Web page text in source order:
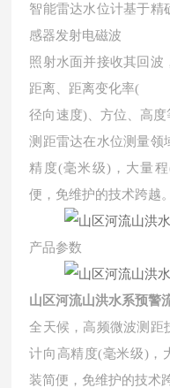
智能雷达水位计基于精
感器发射电磁波
照射水面并接收其回波
距离、距离变化率(
径向速度)、方位、高
测距雷达在水位测量领
精度(毫米级)，大量
便，免维护的技术跨越。
产品参数
山区河流山洪水系预警
全天候，高频微波测距
计向高精度(毫米级)，
装简便，免维护的技术